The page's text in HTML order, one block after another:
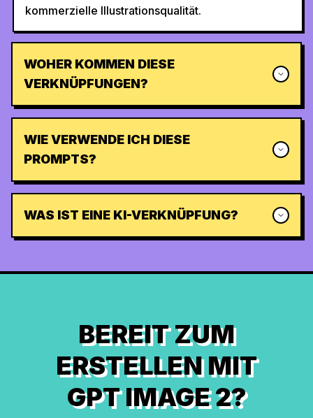
kommerzielle Illustrationsqualität.
WOHER KOMMEN DIESE
VERKNÜPFUNGEN?
WIE VERWENDE ICH DIESE
PROMPTS?
WAS IST EINE KI-VERKNÜPFUNG?
BEREIT ZUM
ERSTELLEN MIT
GPT IMAGE 2?